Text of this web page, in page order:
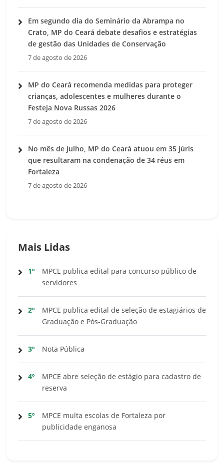
Em segundo dia do Seminário da Abrampa no
Crato, MP do Ceará debate desafios e estratégias
de gestão das Unidades de Conservação
7 de agosto de 2026
MP do Ceará recomenda medidas para proteger
crianças, adolescentes e mulheres durante o
Festeja Nova Russas 2026
7 de agosto de 2026
No mês de julho, MP do Ceará atuou em 35 júris
que resultaram na condenação de 34 réus em
Fortaleza
7 de agosto de 2026
Mais Lidas
1º
MPCE publica edital para concurso público de
servidores
2º
MPCE publica edital de seleção de estagiários de
Graduação e Pós-Graduação
3º Nota Pública
4º
MPCE abre seleção de estágio para cadastro de
reserva
5º
MPCE multa escolas de Fortaleza por
publicidade enganosa